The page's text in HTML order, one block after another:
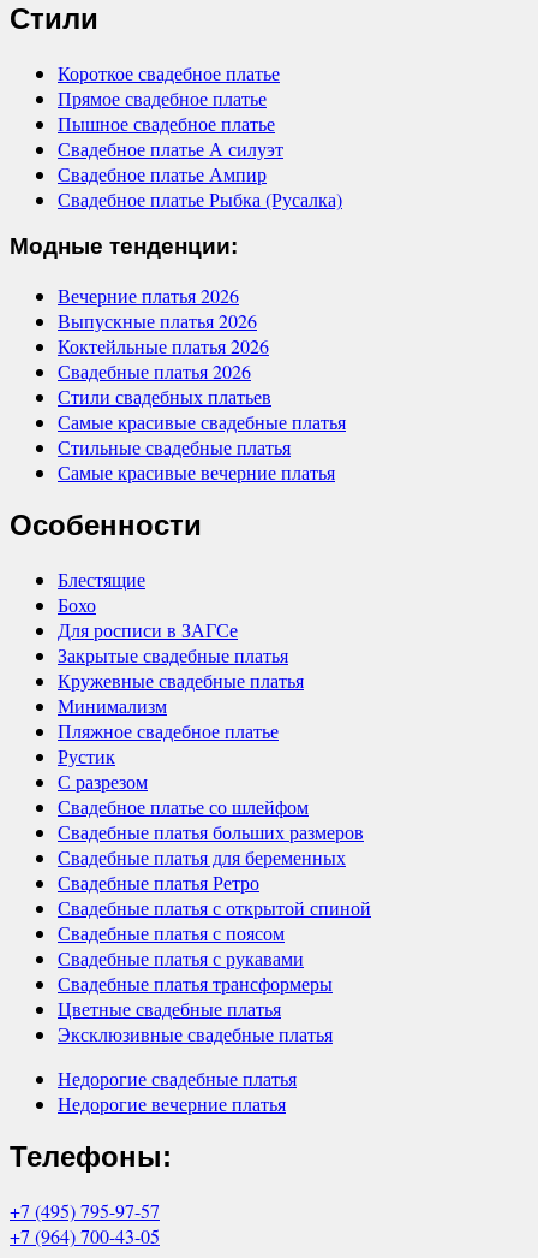
Стили
Короткое свадебное платье
Прямое свадебное платье
Пышное свадебное платье
Свадебное платье А силуэт
Свадебное платье Ампир
Свадебное платье Рыбка (Русалка)
Модные тенденции:
Вечерние платья 2026
Выпускные платья 2026
Коктейльные платья 2026
Свадебные платья 2026
Стили свадебных платьев
Самые красивые свадебные платья
Стильные свадебные платья
Самые красивые вечерние платья
Особенности
Блестящие
Бохо
Для росписи в ЗАГСе
Закрытые свадебные платья
Кружевные свадебные платья
Минимализм
Пляжное свадебное платье
Рустик
С разрезом
Свадебное платье со шлейфом
Свадебные платья больших размеров
Свадебные платья для беременных
Свадебные платья Ретро
Свадебные платья с открытой спиной
Свадебные платья с поясом
Свадебные платья с рукавами
Свадебные платья трансформеры
Цветные свадебные платья
Эксклюзивные свадебные платья
Недорогие свадебные платья
Недорогие вечерние платья
Телефоны:
+7 (495) 795-97-57
+7 (964) 700-43-05